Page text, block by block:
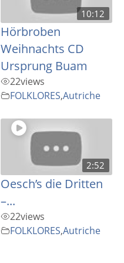
10:12
Hörbroben
Weihnachts CD
Ursprung Buam
22views
FOLKLORES,Autriche
2:52
Oesch’s die Dritten
–...
22views
FOLKLORES,Autriche